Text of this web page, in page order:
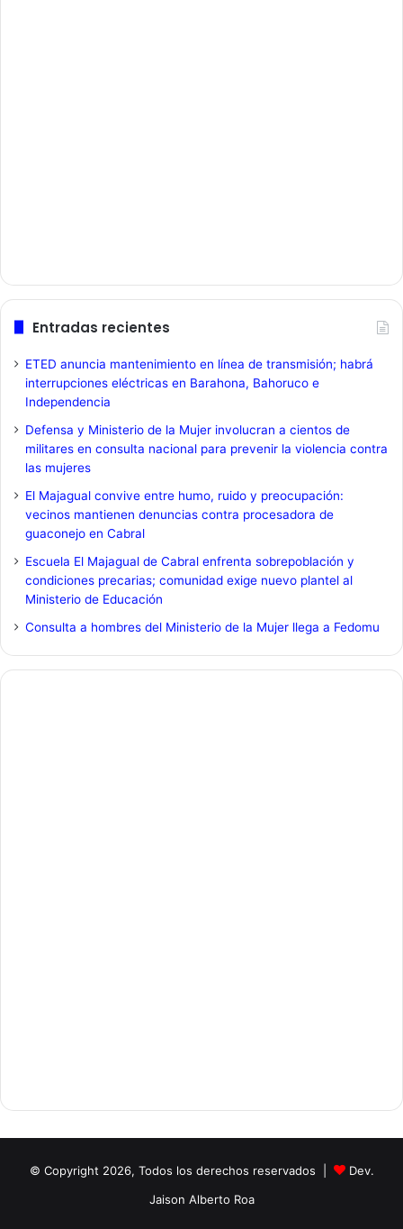
Entradas recientes
ETED anuncia mantenimiento en línea de transmisión; habrá
interrupciones eléctricas en Barahona, Bahoruco e
Independencia
Defensa y Ministerio de la Mujer involucran a cientos de
militares en consulta nacional para prevenir la violencia contra
las mujeres
El Majagual convive entre humo, ruido y preocupación:
vecinos mantienen denuncias contra procesadora de
guaconejo en Cabral
Escuela El Majagual de Cabral enfrenta sobrepoblación y
condiciones precarias; comunidad exige nuevo plantel al
Ministerio de Educación
Consulta a hombres del Ministerio de la Mujer llega a Fedomu
© Copyright 2026, Todos los derechos reservados |
Dev.
Jaison Alberto Roa